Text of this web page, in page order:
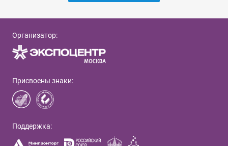
Организатор:
Присвоены знаки:
Поддержка: